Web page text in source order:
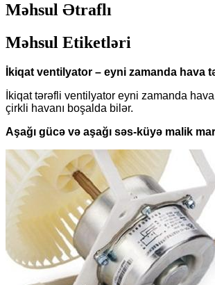
Məhsul Ətraflı
Məhsul Etiketləri
İkiqat ventilyator – eyni zamanda hava
İkiqat tərəfli ventilyator eyni zamanda
çirkli havanı boşalda bilər.
Aşağı gücə və aşağı səs-küyə malik